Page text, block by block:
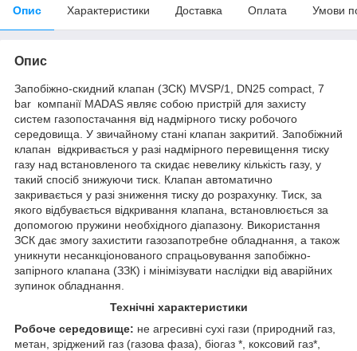
Опис Характеристики Доставка Оплата Умови
Опис
Запобіжно-скидний клапан (ЗСК) MVSP/1, DN25 compact, 7
bar компанії MADAS являє собою пристрій для захисту
систем газопостачання від надмірного тиску робочого
середовища. У звичайному стані клапан закритий. Запобіжний
клапан відкривається у разі надмірного перевищення тиску
газу над встановленого та скидає невелику кількість газу, у
такий спосіб знижуючи тиск. Клапан автоматично
закривається у разі зниження тиску до розрахунку. Тиск, за
якого відбувається відкривання клапана, встановлюється за
допомогою пружини необхідного діапазону. Використання
ЗСК дає змогу захистити газозапотребне обладнання, а також
уникнути несанкціонованого спрацьовування запобіжно-
запірного клапана (ЗЗК) і мінімізувати наслідки від аварійних
зупинок обладнання.
Технічні характеристики
Робоче середовище: не агресивні сухі гази (природний газ,
метан, зріджений газ (газова фаза), біогаз *, коксовий газ*,